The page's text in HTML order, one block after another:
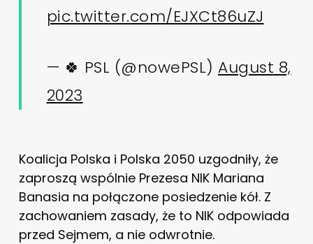
pic.twitter.com/EJXCt86uZJ
— 🍀 PSL (@nowePSL)August 8,
2023
Koalicja Polska i Polska 2050 uzgodniły, że
zaproszą wspólnie Prezesa NIK Mariana
Banasia na połączone posiedzenie kół. Z
zachowaniem zasady, że to NIK odpowiada
przed Sejmem, a nie odwrotnie.